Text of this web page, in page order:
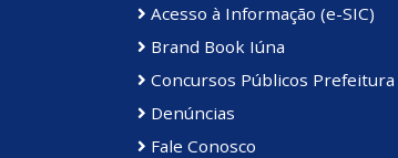
Acesso à Informação (e-SIC)
Brand Book Iúna
Concursos Públicos Prefeitura
Denúncias
Fale Conosco